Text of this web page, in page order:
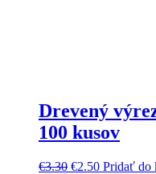
Drevený
100 kusov
€3.30 €2.50 Pridať do